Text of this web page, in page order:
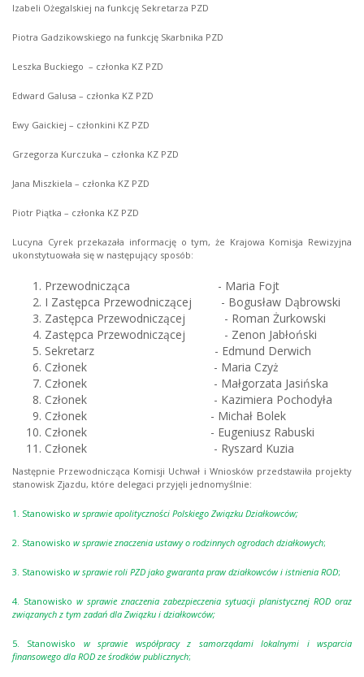
Izabeli Ożegalskiej na funkcję Sekretarza PZD
Piotra Gadzikowskiego na funkcję Skarbnika PZD
Leszka Buckiego – członka KZ PZD
Edward Galusa – członka KZ PZD
Ewy Gaickiej – członkini KZ PZD
Grzegorza Kurczuka – członka KZ PZD
Jana Miszkiela – członka KZ PZD
Piotr Piątka – członka KZ PZD
Lucyna Cyrek przekazała informację o tym, że Krajowa Komisja Rewizyjna
ukonstytuowała się w następujący sposób:
Przewodnicząca - Maria Fojt
I Zastępca Przewodniczącej - Bogusław Dąbrowski
Zastępca Przewodniczącej - Roman Żurkowski
Zastępca Przewodniczącej - Zenon Jabłoński
Sekretarz - Edmund Derwich
Członek - Maria Czyż
Członek - Małgorzata Jasińska
Członek - Kazimiera Pochodyła
Członek - Michał Bolek
Członek - Eugeniusz Rabuski
Członek - Ryszard Kuzia
Następnie Przewodnicząca Komisji Uchwał i Wniosków przedstawiła projekty
stanowisk Zjazdu, które delegaci przyjęli jednomyślnie:
1. Stanowisko w sprawie apolityczności Polskiego Związku Działkowców;
2. Stanowisko w sprawie znaczenia ustawy o rodzinnych ogrodach działkowych;
3. Stanowisko w sprawie roli PZD jako gwaranta praw działkowców i istnienia ROD;
4. Stanowisko w sprawie znaczenia zabezpieczenia sytuacji planistycznej ROD oraz
związanych z tym zadań dla Związku i działkowców;
5. Stanowisko w sprawie współpracy z samorządami lokalnymi i wsparcia
finansowego dla ROD ze środków publicznych;